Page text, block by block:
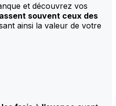
et découvrez vos
souvent ceux des
ainsi la valeur de votre